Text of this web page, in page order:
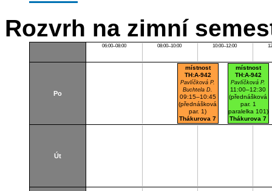
Rozvrh na zimní
06:00–08:00 08:00–10:00 10:00–12:00
Po
místnost
TH:A-942
Pavlíčková P.
Buchtela D.
09:15–10:45
(přednášková
par. 1)
Thákurova 7
(budova FSv)
místnost
TH:A-942
Pavlíčková P.
11:00–12:30
(přednášková
par. 1
paralelka 101)
Thákurova 7
(budova FSv)
Út